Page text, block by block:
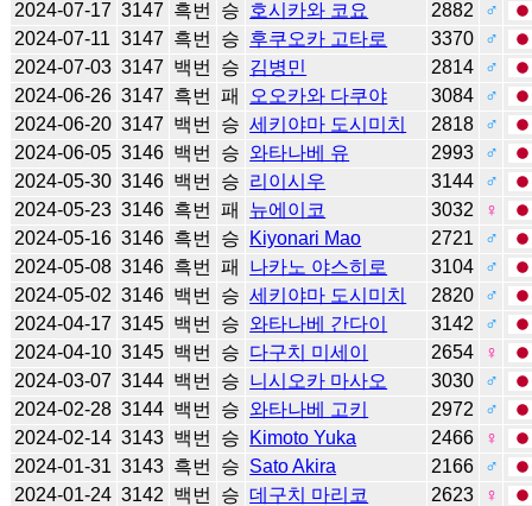
2024-07-17 3147 흑번 승 호시카와 코요 2882
♂
2024-07-11 3147 흑번 승 후쿠오카 고타로 3370
♂
2024-07-03 3147 백번 승 김병민 2814
♂
2024-06-26 3147 흑번 패 오오카와 다쿠야 3084
♂
2024-06-20 3147 백번 승 세키야마 도시미치 2818
♂
2024-06-05 3146 백번 승 와타나베 유 2993
♂
2024-05-30 3146 백번 승 리이시우 3144
♂
2024-05-23 3146 흑번 패 뉴에이코 3032
♀
2024-05-16 3146 흑번 승 Kiyonari Mao 2721
♂
2024-05-08 3146 흑번 패 나카노 야스히로 3104
♂
2024-05-02 3146 백번 승 세키야마 도시미치 2820
♂
2024-04-17 3145 백번 승 와타나베 간다이 3142
♂
2024-04-10 3145 백번 승 다구치 미세이 2654
♀
2024-03-07 3144 백번 승 니시오카 마사오 3030
♂
2024-02-28 3144 백번 승 와타나베 고키 2972
♂
2024-02-14 3143 백번 승 Kimoto Yuka 2466
♀
2024-01-31 3143 흑번 승 Sato Akira 2166
♂
2024-01-24 3142 백번 승 데구치 마리코 2623
♀